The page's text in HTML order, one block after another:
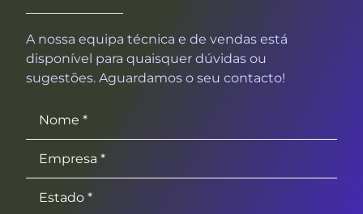
A nossa equipa técnica e de vendas está
disponível para quaisquer dúvidas ou
sugestões. Aguardamos o seu contacto!